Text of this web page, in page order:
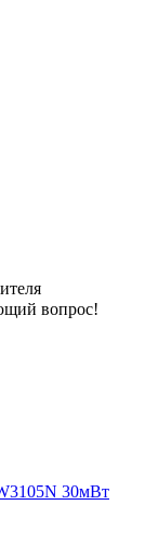
вопрос!
30мВт